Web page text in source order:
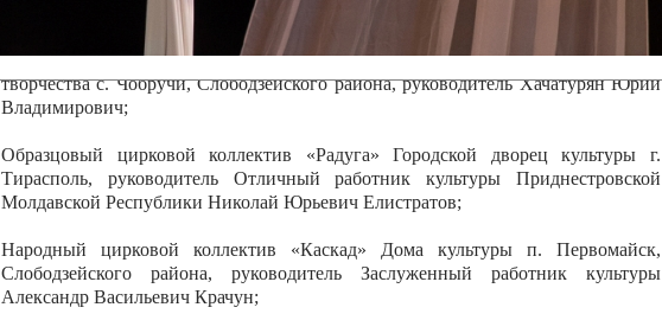
Образцовый эстрадно-цирковой коллектив «Алегро» Дома детско –юношеского
творчества с. Чобручи, Слободзейского района, руководитель Хачатурян Юрий
Владимирович;
Образцовый цирковой коллектив «Радуга» Городской дворец культуры г.
Тирасполь, руководитель Отличный работник культуры Приднестровской
Молдавской Республики Николай Юрьевич Елистратов;
Народный цирковой коллектив «Каскад» Дома культуры п. Первомайск,
Слободзейского района, руководитель Заслуженный работник культуры
Александр Васильевич Крачун;